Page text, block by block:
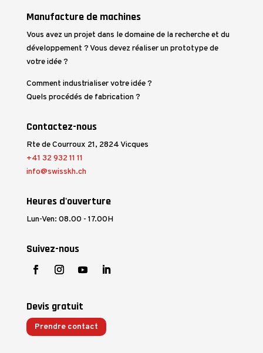
Manufacture de machines
Vous avez un projet dans le domaine de la recherche et du
développement ? Vous devez réaliser un prototype de
votre idée ?
Comment industrialiser votre idée ?
Quels procédés de fabrication ?
Contactez-nous
Rte de Courroux 21, 2824 Vicques
+41 32 932 11 11
info@swisskh.ch
Heures d'ouverture
Lun-Ven: 08.00 - 17.00H
Suivez-nous
Devis gratuit
Prendre contact